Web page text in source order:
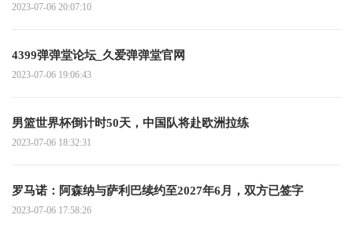
2023-07-06 20:07:10
4399弹弹堂论坛_久爱弹弹堂官网
2023-07-06 19:06:43
男篮世界杯倒计时50天，中国队将赴欧洲拉练
2023-07-06 18:32:31
罗马诺：阿森纳与萨利巴续约至2027年6月，双方已签字
2023-07-06 17:58:26